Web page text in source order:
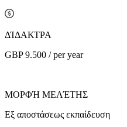
ΔΊΔΑΚΤΡΑ
GBP 9.500 / per year
ΜΟΡΦΉ ΜΕΛΈΤΗΣ
Εξ αποστάσεως εκπαίδευση